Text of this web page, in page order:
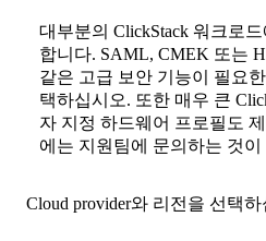
대부분의 ClickStack 워크로드
합니다. SAML, CMEK 또는
같은 고급 보안 기능이 필요한
택하십시오. 또한 매우 큰
자 지정 하드웨어 프로필도
에는 지원팀에 문의하는 것이
Cloud provider와 리전을 선택